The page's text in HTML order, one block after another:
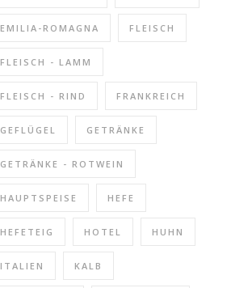
EMILIA-ROMAGNA FLEISCH
FLEISCH - LAMM
FLEISCH - RIND FRANKREICH
GEFLÜGEL GETRÄNKE
GETRÄNKE - ROTWEIN
HAUPTSPEISE HEFE
HEFETEIG HOTEL HUHN
ITALIEN KALB